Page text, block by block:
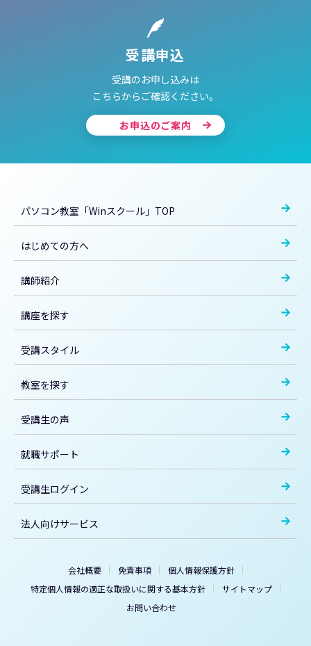
受講申込
受講のお申し込みは
こちらからご確認ください。
お申込のご案内
パソコン教室「Winスクール」TOP
はじめての方へ
講師紹介
講座を探す
受講スタイル
教室を探す
受講生の声
就職サポート
受講生ログイン
法人向けサービス
会社概要 免責事項
個人情報保護方針
特定個人情報の適正な取扱いに関する基本方針
サイトマップ
お問い合わせ